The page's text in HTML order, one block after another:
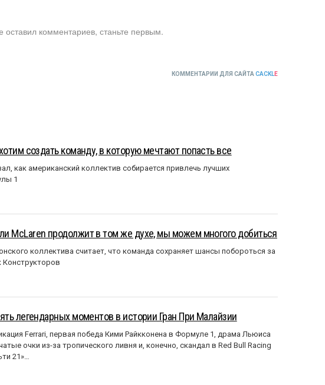
оставил комментариев, станьте первым.
КОММЕНТАРИИ ДЛЯ САЙТА CACKLE
создать команду, в которую мечтают попасть все
как американский коллектив собирается привлечь лучших
1
McLaren продолжит в том же духе, мы можем многого добиться
коллектива считает, что команда сохраняет шансы побороться за
Конструкторов
легендарных моментов в истории Гран При Малайзии
Ferrari, первая победа Кими Райкконена в Формуле 1, драма Льюиса
очки из-за тропического ливня и, конечно, скандал в Red Bull Racing
21»…